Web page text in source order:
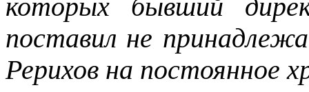
которых бывший
поставил не
Рерихов на постоянное